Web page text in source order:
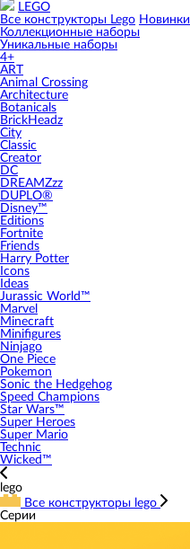
LEGO
Все конструкторы Lego Новинки
Коллекционные наборы
Уникальные наборы
4+
ART
Animal Crossing
Architecture
Botanicals
BrickHeadz
City
Classic
Creator
DC
DREAMZzz
DUPLO®
Disney™
Editions
Fortnite
Friends
Harry Potter
Icons
Ideas
Jurassic World™
Marvel
Minecraft
Minifigures
Ninjago
One Piece
Pokemon
Sonic the Hedgehog
Speed Champions
Star Wars™
Super Heroes
Super Mario
Technic
Wicked™
lego
Все конструкторы lego
Серии